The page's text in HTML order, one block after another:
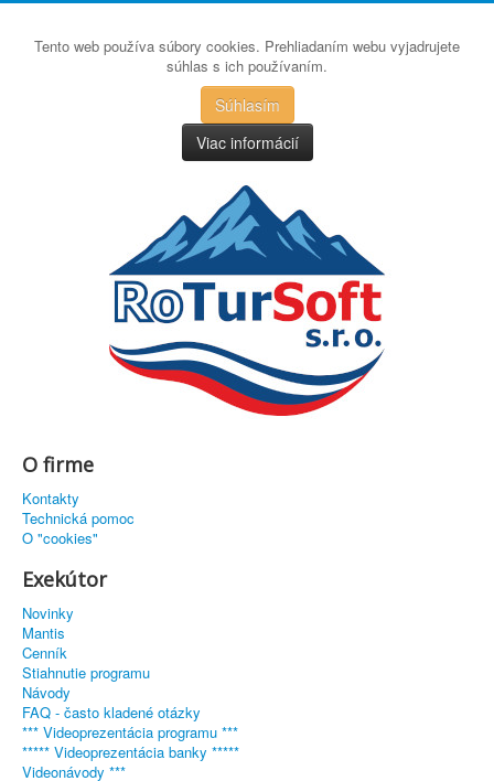
Tento web používa súbory cookies. Prehliadaním webu vyjadrujete
súhlas s ich používaním.
Súhlasím
Viac informácií
O firme
Kontakty
Technická pomoc
O "cookies"
Exekútor
Novinky
Mantis
Cenník
Stiahnutie programu
Návody
FAQ - často kladené otázky
*** Videoprezentácia programu ***
***** Videoprezentácia banky *****
Videonávody ***